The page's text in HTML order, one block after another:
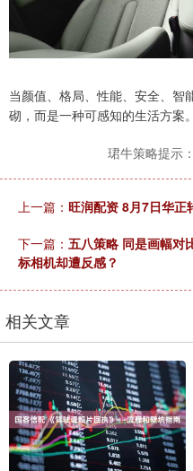
当颜值、格局、性能、安全、智
砌，而是一种可感知的生活方案。
珺牛策略提示
上一篇： 旺润配资 8月7日华正
下一篇： 五八策略 同是画幅对
标相机却遭反感？
相关文章